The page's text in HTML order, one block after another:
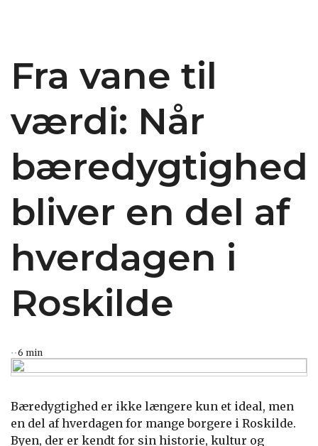
Fra vane til
værdi: Når
bæredygtighed
bliver en del af
hverdagen i
Roskilde
6 min
Bæredygtighed er ikke længere kun et ideal, men
en del af hverdagen for mange borgere i Roskilde.
Byen, der er kendt for sin historie, kultur og